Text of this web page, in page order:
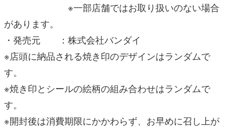
※一部店舗ではお取り扱いのない場合
があります。
・発売元 ：株式会社バンダイ
※店頭に納品される焼き印のデザインはランダムで
す。
※焼き印とシールの絵柄の組み合わせはランダムで
す。
※開封後は消費期限にかかわらず、お早めに召し上が